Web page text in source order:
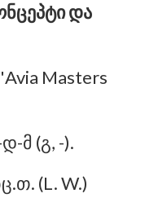
და
Masters
მ (გ, -).
(L. W.)